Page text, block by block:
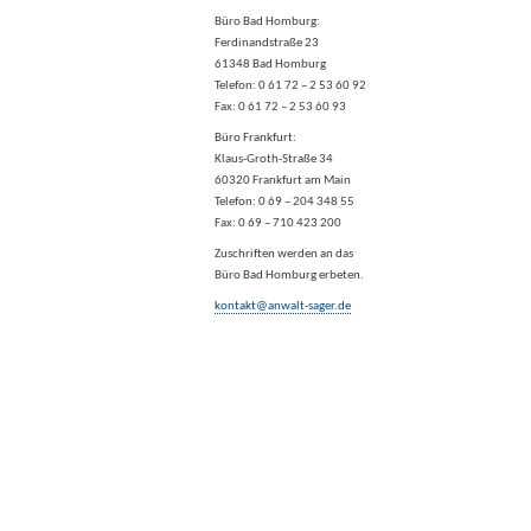
Büro Bad Homburg:
Ferdinandstraße 23
61348 Bad Homburg
Telefon: 0 61 72 – 2 53 60 92
Fax: 0 61 72 – 2 53 60 93
Büro Frankfurt:
Klaus-Groth-Straße 34
60320 Frankfurt am Main
Telefon: 0 69 – 204 348 55
Fax: 0 69 – 710 423 200
Zuschriften werden an das
Büro Bad Homburg erbeten.
kontakt@anwalt-sager.de